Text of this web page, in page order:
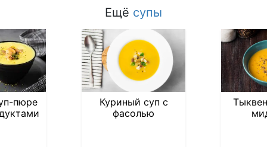
Ещё супы
пюре
Куриный суп с
фасолью